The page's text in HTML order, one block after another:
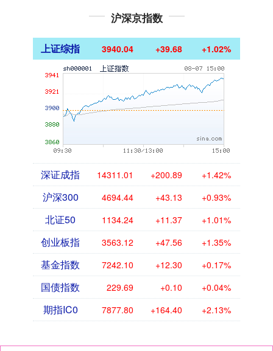
沪深京指数
上证综指 3940.04 +39.68 +1.02%
深证成指 14311.01 +200.89 +1.42%
沪深300 4694.44 +43.13 +0.93%
北证50 1134.24 +11.37 +1.01%
创业板指 3563.12 +47.56 +1.35%
基金指数 7242.10 +12.30 +0.17%
国债指数 229.69 +0.10 +0.04%
期指IC0 7877.80 +164.40 +2.13%